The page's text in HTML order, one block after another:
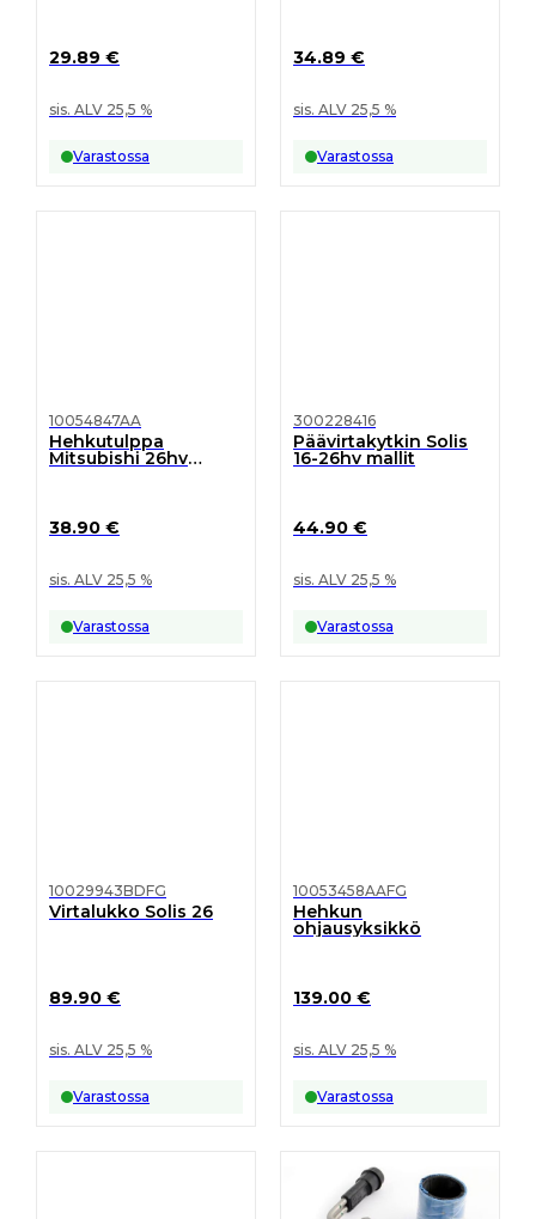
29.89 €
sis. ALV 25,5 %
Varastossa
34.89 €
sis. ALV 25,5 %
Varastossa
10054847AA
Hehkutulppa
Mitsubishi 26hv
38.90 €
sis. ALV 25,5 %
Varastossa
300228416
Päävirtakytkin Solis
16-26hv mallit
44.90 €
sis. ALV 25,5 %
Varastossa
10029943BDFG
Virtalukko Solis 26
89.90 €
sis. ALV 25,5 %
Varastossa
10053458AAFG
Hehkun
ohjausyksikkö
139.00 €
sis. ALV 25,5 %
Varastossa